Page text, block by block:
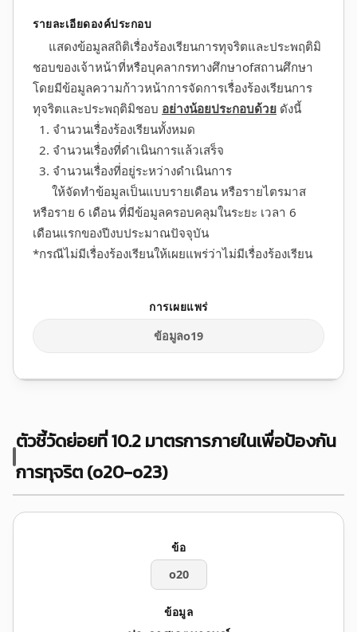
แสดงข้อมูลสถิติเรื่องร้องเรียนการทุจริตและประพฤติมิ
ชอบของเจ้าหน้าที่หรือบุคลากรทางศึกษาofสถานศึกษา
โดยมีข้อมูลความก้าวหน้าการจัดการเรื่องร้องเรียนการ
ทุจริตและประพฤติมิชอบ อย่างน้อยประกอบด้วย ดังนี้
1. จำนวนเรื่องร้องเรียนทั้งหมด
2. จำนวนเรื่องที่ดำเนินการแล้วเสร็จ
3. จำนวนเรื่องที่อยู่ระหว่างดำเนินการ
ให้จัดทำข้อมูลเป็นแบบรายเดือน หรือรายไตรมาส
หรือราย 6 เดือน ที่มีข้อมูลครอบคลุมในระยะ เวลา 6
เดือนแรกของปีงบประมาณปัจจุบัน
*กรณีไม่มีเรื่องร้องเรียนให้เผยแพร่ว่าไม่มีเรื่องร้องเรียน
ข้อมูลo19
ตัวชี้วัดย่อยที่ 10.2 มาตรการภายในเพื่อป้องกัน
การทุจริต (o20-o23)
o20